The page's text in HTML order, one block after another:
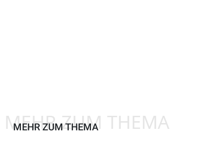
MEHR ZUM THEMA
MEHR ZUM THEMA